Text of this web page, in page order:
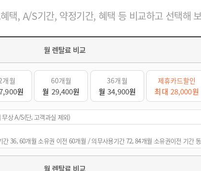
택, A/S기간, 약정기간, 혜택 등 비교하고 선택해
월 렌탈료 비교
개월
원
60개월
월 29,400원
36개월
월34,900원
제휴카드할인
최대 28,000원
무상 A/S(단, 고객과실 제외)
간 36, 60개월 소유권 이전 60개월 / 의무사용기간 72, 84개월 소유권이전 기간
월 렌탈료 비교